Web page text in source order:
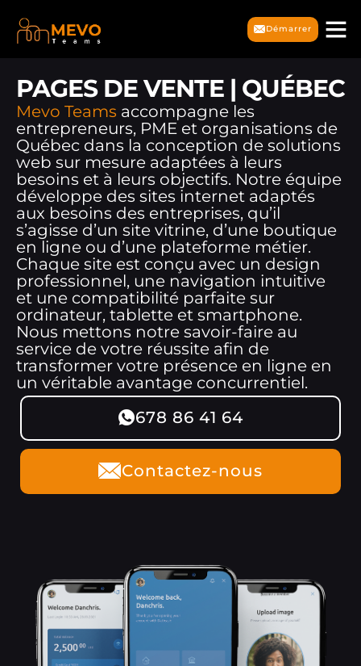
Démarrer
PAGES DE VENTE | QUÉBEC
Mevo Teams accompagne les
entrepreneurs, PME et organisations de
Québec dans la conception de solutions
web sur mesure adaptées à leurs
besoins et à leurs objectifs. Notre équipe
développe des sites internet adaptés
aux besoins des entreprises, qu’il
s’agisse d’un site vitrine, d’une boutique
en ligne ou d’une plateforme métier.
Chaque site est conçu avec un design
professionnel, une navigation intuitive
et une compatibilité parfaite sur
ordinateur, tablette et smartphone.
Nous mettons notre savoir-faire au
service de votre réussite afin de
transformer votre présence en ligne en
un véritable avantage concurrentiel.
678 86 41 64
Contactez-nous